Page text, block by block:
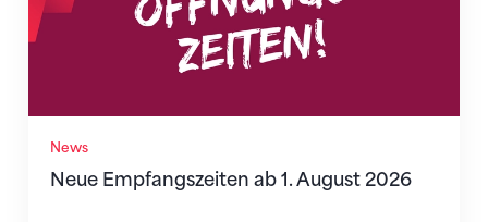
News
Neue Empfangszeiten ab 1. August 2026